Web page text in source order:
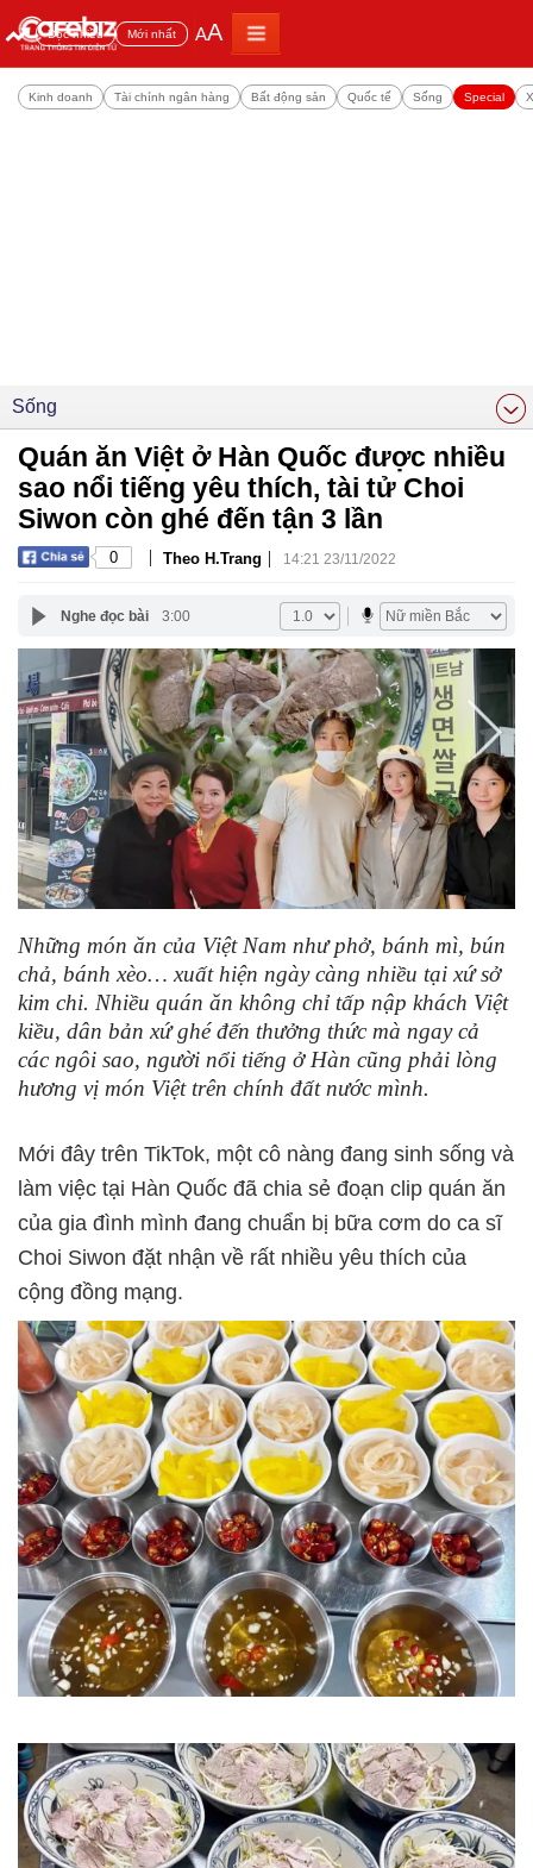
Đọc nhiều Mới nhất AA
Kinh doanh Tài chính ngân hàng Bất động sản Quốc tế Sống Special
Sống
Quán ăn Việt ở Hàn Quốc được nhiều
sao nổi tiếng yêu thích, tài tử Choi
Siwon còn ghé đến tận 3 lần
0 | Theo H.Trang | 14:21 23/11/2022
Nghe đọc bài 3:00
Những món ăn của Việt Nam như phở, bánh mì, bún
chả, bánh xèo… xuất hiện ngày càng nhiều tại xứ sở
kim chi. Nhiều quán ăn không chỉ tấp nập khách Việt
kiều, dân bản xứ ghé đến thưởng thức mà ngay cả
các ngôi sao, người nổi tiếng ở Hàn cũng phải lòng
hương vị món Việt trên chính đất nước mình.
Mới đây trên TikTok, một cô nàng đang sinh sống và
làm việc tại Hàn Quốc đã chia sẻ đoạn clip quán ăn
của gia đình mình đang chuẩn bị bữa cơm do ca sĩ
Choi Siwon đặt nhận về rất nhiều yêu thích của
cộng đồng mạng.